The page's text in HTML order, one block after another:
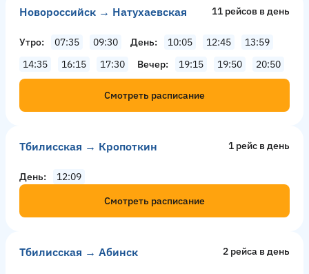
Новороссийск → Натухаевская 11 рейсов в день
Утро 07:35 09:30 День 10:05 12:45
13:59
14:35
16:15 17:30 Вечер 19:15 19:50 20:50
Смотреть расписание
Тбилисская → Кропоткин 1 рейс в день
День
12:09
Смотреть расписание
Тбилисская → Абинск 2 рейсa в день